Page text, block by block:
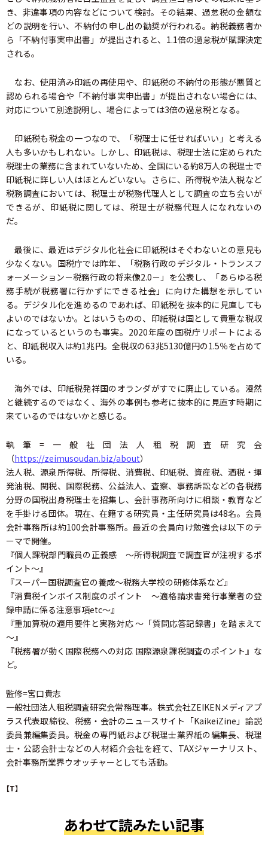
き、非違事項の内容などについて検討。その結果、過怠税の金額な
どの説明を行い、不納付の申し出の勧奨が行われる。納税義務者か
ら「不納付事実申出書」が提出されると、1.1倍の過怠税が賦課決定
される。
なお、使用済み印紙の再使用や、印紙税の不納付の形態が悪質と
認められる場合や「不納付事実申出書」が提出されない場合には、
対応について別途説明し、場合によっては3倍の過怠税となる。
印紙税も税金の一つなので、「税理士に任せればいい」と考える
人も多いかもしれない。しかし、印紙税は、税理士法に定められた
税理士の業務に含まれていないため、全国にいる約8万人の税理士で
印紙税に詳しい人はほとんどいない。さらに、所得税や法人税など
税務調査においては、税理士が税務代理人として調査の立ち会いが
できるが、印紙税に関しては、税理士が税務代理人になれないの
だ。
最後に、最近はデジタル化社会に印紙税はそぐわないとの意見も
少なくない。国税庁では昨年、「税務行政のデジタル・トランスフ
ォーメーション－税務行政の将来像2.0－」を公表し、「あらゆる税
務手続が税務署に行かずにできる社会」に向けた構想を示してい
る。デジタル化を進めるのであれば、印紙税を抜本的に見直しても
よいのではないか。とはいうものの、印紙税は国として貴重な税収
になっているというのも事実。2020年度の国税庁リポートによる
と、印紙税収入は約1兆円。全税収の63兆5130億円の1.5％を占めて
いる。
海外では、印紙税発祥国のオランダがすでに廃止している。漫然
と継続するのではなく、海外の事例も参考に抜本的に見直す時期に
来ているのではないかと感じる。
執筆=一般社団法人租税調査研究会
（https://zeimusoudan.biz/about）
法人税、源泉所得税、所得税、消費税、印紙税、資産税、酒税・揮
発油税、関税、国際税務、公益法人、査察、事務訴訟などの各税務
分野の国税出身税理士を招集し、会計事務所向けに相談・教育など
を手掛ける団体。現在、在籍する研究員・主任研究員は48名。会員
会計事務所は約100会計事務所。最近の会員向け勉強会は以下のテ
ーマで開催。
『個人課税部門職員の正義感 ～所得税調査で調査官が注視するポ
イント～』
『スーパー国税調査官の養成～税務大学校の研修体系など』
『消費税インボイス制度のポイント ～適格請求書発行事業者の登
録申請に係る注意事項etc～』
『重加算税の適用要件と実務対応 ～「質問応答記録書」を踏まえて
～』
『税務署が動く国際税務への対応 国際源泉課税調査のポイント』な
ど。
監修=宮口貴志
一般社団法人租税調査研究会常務理事。株式会社ZEIKENメディアプ
ラス代表取締役、税務・会計のニュースサイト「KaikeiZine」論説
委員兼編集委員。税金の専門紙および税理士業界紙の編集長、税理
士・公認会計士などの人材紹介会社を経て、TAXジャーナリスト、
会計事務所業界ウオッチャーとしても活動。
【T】
あわせて読みたい記事